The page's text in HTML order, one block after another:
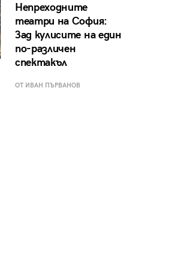
Непреходните
театри на София:
Зад кулисите на един
по-различен
спектакъл
ОТ ИВАН ПЪРВАНОВ